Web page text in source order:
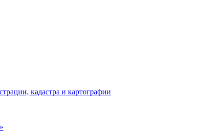
кадастра и картографии